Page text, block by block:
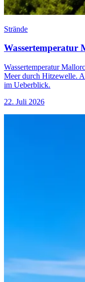
Strände
Wassertemperatur
Wassertemperatur
Meer durch Hitzewelle.
im Ueberblick.
22. Juli 2026